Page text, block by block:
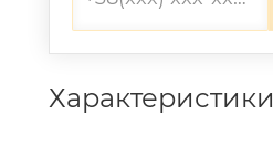
Характеристики